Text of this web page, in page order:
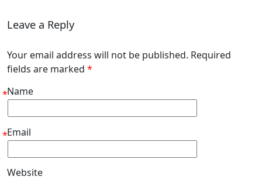
Leave a Reply
Your email address will not be published. Required
fields are marked *
Name
*
Email
*
Website